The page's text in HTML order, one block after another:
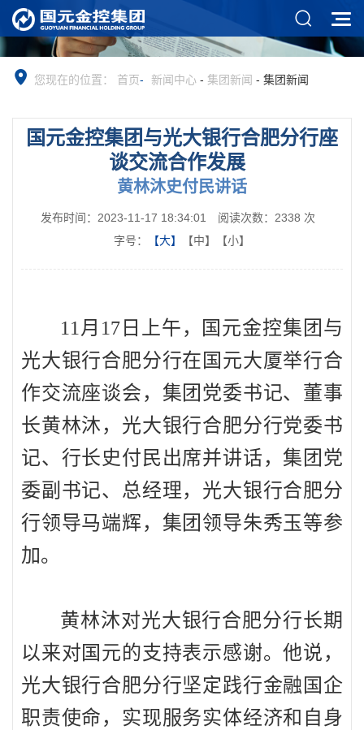
您现在的位置： 首页- 新闻中心 - 集团新闻 - 集团新闻
国元金控集团与光大银行合肥分行座
谈交流合作发展
黄林沐史付民讲话
发布时间：2023-11-17 18:34:01 阅读次数： 2338 次
字号：
【大】 【中】 【小】
11月17日上午，国元金控集团与
光大银行合肥分行在国元大厦举行合
作交流座谈会，集团党委书记、董事
长黄林沐，光大银行合肥分行党委书
记、行长史付民出席并讲话，集团党
委副书记、总经理，光大银行合肥分
行领导马端辉，集团领导朱秀玉等参
加。
黄林沐对光大银行合肥分行长期
以来对国元的支持表示感谢。他说，
光大银行合肥分行坚定践行金融国企
职责使命，实现服务实体经济和自身